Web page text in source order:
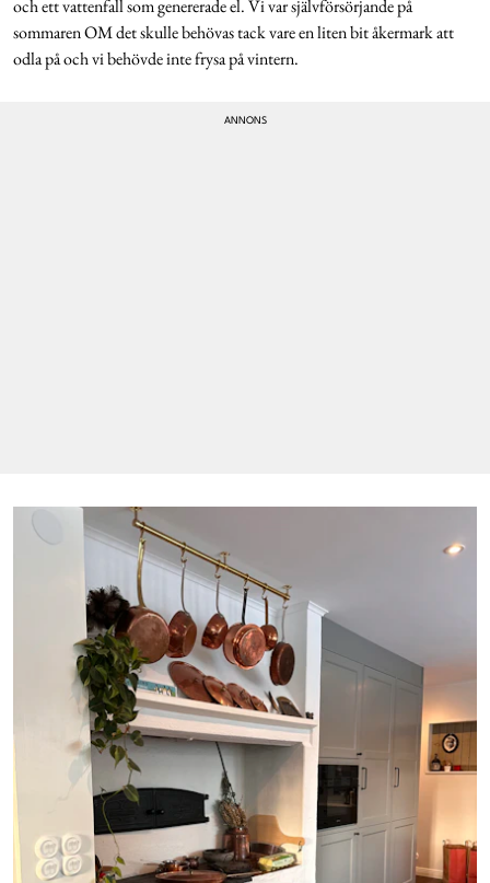
och ett vattenfall som genererade el. Vi var självförsörjande på
sommaren OM det skulle behövas tack vare en liten bit åkermark att
odla på och vi behövde inte frysa på vintern.